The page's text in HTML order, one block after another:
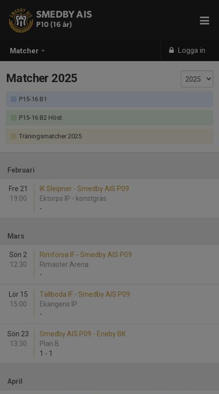
Matcher Logga in
SMEDBY AIS
P10 (16 år)
Matcher 2025
P15-16 B1
P15-16 B2 Höst
Träningsmatcher 2025
Februari
Fre 21
19:00
IK Sleipner - Smedby AIS P09
Ektorps IP - konstgräs
-
Mars
Sön 2
12:30
Rimforsa IF - Smedby AIS P09
Rimaster Arena
-
Lör 15
15:00
Tallboda IF - Smedby AIS P09
Ekängens IP
-
Sön 23
13:30
Smedby AIS P09 - Eneby BK
Plan B
1 - 1
April